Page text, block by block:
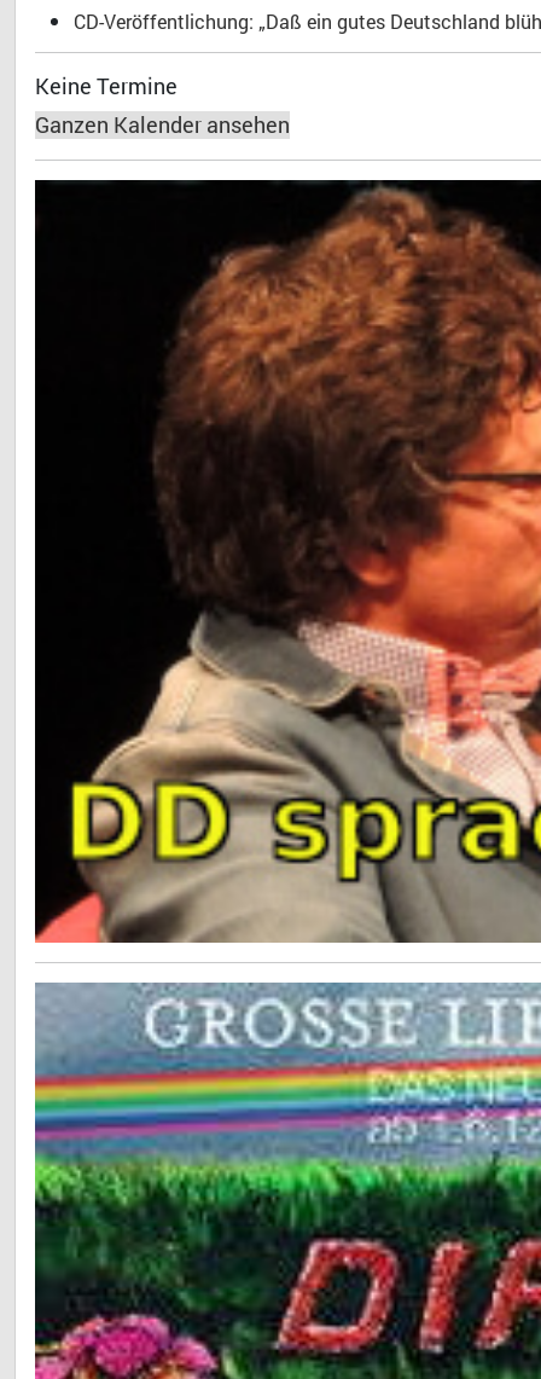
CD-Veröffentlichung: „Daß ein gutes Deutschland
Keine Termine
Ganzen Kalender ansehen